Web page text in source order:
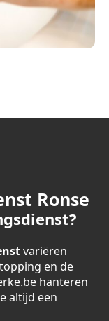
Ronse
variëren
en de
hanteren
altijd een